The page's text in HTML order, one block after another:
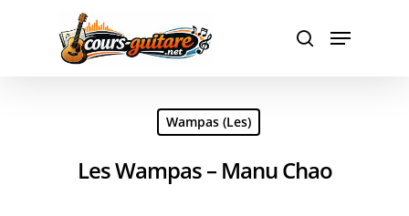
Hit enter to search or ESC to close
Wampas (Les)
Les Wampas – Manu Chao